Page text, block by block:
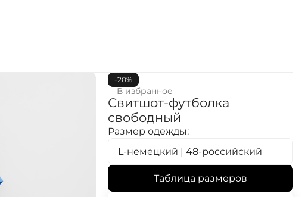
-20%
В избранное
Свитшот-футболка
свободный
Размер одежды:
L-немецкий | 48-российский
Таблица размеров